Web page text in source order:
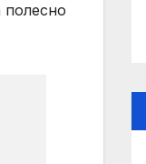
полесно